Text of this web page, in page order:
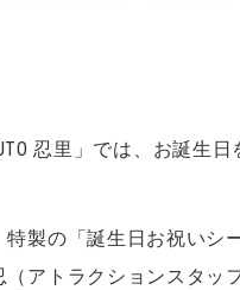
忍里」では、お誕生日
製の「誕生日お祝いシ
アトラクションスタッフ